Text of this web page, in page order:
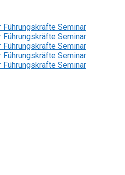
Seminar
Seminar
Seminar
Seminar
Seminar